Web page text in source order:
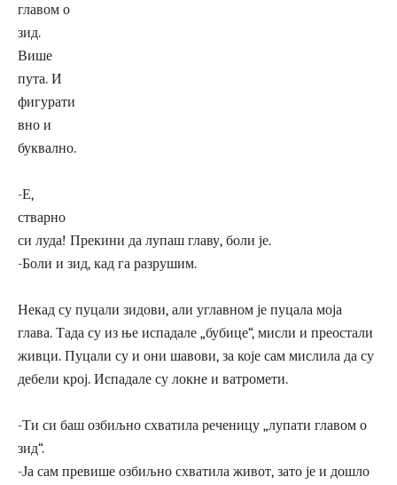
главом о
зид.
Више
пута. И
фигурати
вно и
буквално.
-Е,
стварно
си луда! Прекини да лупаш главу, боли је.
-Боли и зид, кад га разрушим.
Некад су пуцали зидови, али углавном је пуцала моја
глава. Тада су из ње испадале „бубице“, мисли и преостали
живци. Пуцали су и они шавови, за које сам мислила да су
дебели крој. Испадале су локне и ватромети.
-Ти си баш озбиљно схватила реченицу „лупати главом о
зид“.
-Ја сам превише озбиљно схватила живот, зато је и дошло